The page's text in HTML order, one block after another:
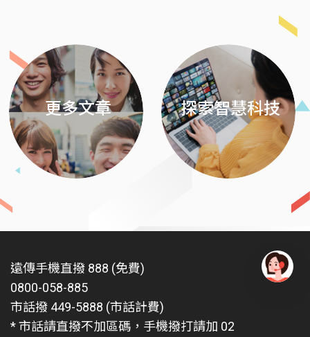
更多文章 探索智慧科技
遠傳手機直撥 888 (免費)
0800-058-885
市話撥 449-5888 (市話計費)
* 市話請直撥不加區碼，手機撥打請加 02